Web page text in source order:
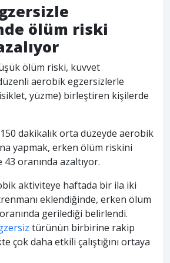
ölüm riski
ölüm riski, kuvvet
aerobik egzersizlerle
yüzme) birleştiren kişilerde
dakikalık orta düzeyde aerobik
yapmak, erken ölüm riskini
oranında azaltıyor.
aktiviteye haftada bir ila iki
eklendiğinde, erken ölüm
gerilediği belirlendi.
türünün birbirine rakip
çok daha etkili çalıştığını ortaya